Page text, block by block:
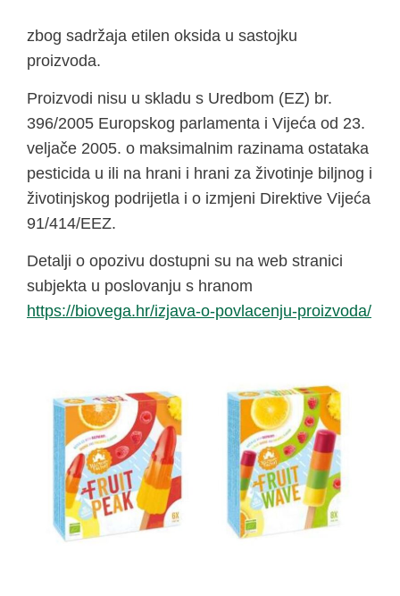
zbog sadržaja etilen oksida u sastojku
proizvoda.
Proizvodi nisu u skladu s Uredbom (EZ) br.
396/2005 Europskog parlamenta i Vijeća od 23.
veljače 2005. o maksimalnim razinama ostataka
pesticida u ili na hrani i hrani za životinje biljnog i
životinjskog podrijetla i o izmjeni Direktive Vijeća
91/414/EEZ.
Detalji o opozivu dostupni su na web stranici
subjekta u poslovanju s hranom
https://biovega.hr/izjava-o-povlacenju-proizvoda/